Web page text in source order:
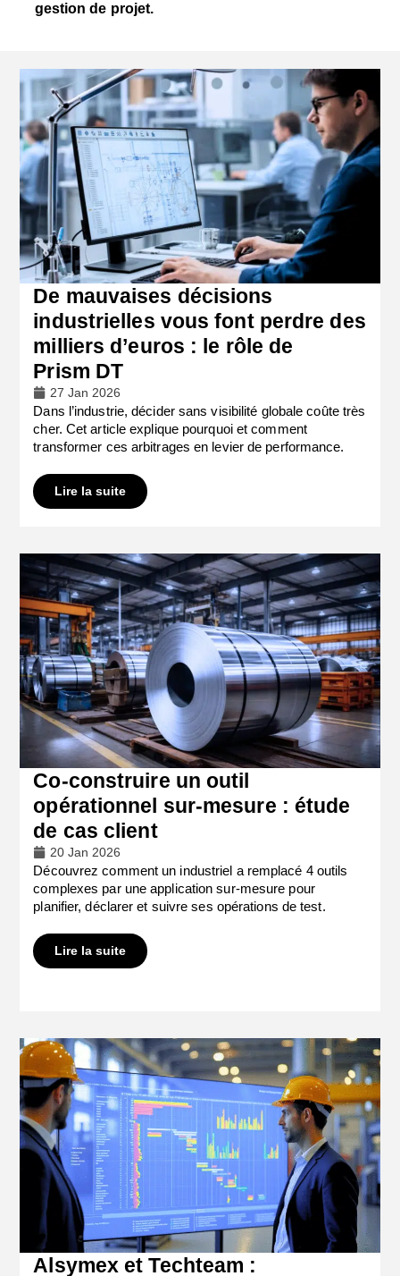
gestion de projet.
De mauvaises décisions
industrielles vous font perdre des
milliers d’euros : le rôle de
Prism DT
27 Jan 2026
Dans l’industrie, décider sans visibilité globale coûte très
cher. Cet article explique pourquoi et comment
transformer ces arbitrages en levier de performance.
Lire la suite
Co-construire un outil
opérationnel sur-mesure : étude
de cas client
20 Jan 2026
Découvrez comment un industriel a remplacé 4 outils
complexes par une application sur-mesure pour
planifier, déclarer et suivre ses opérations de test.
Lire la suite
Alsymex et Techteam :